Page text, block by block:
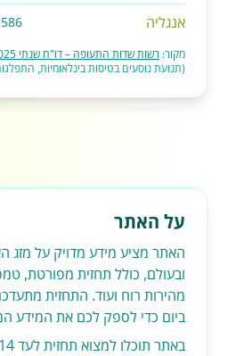
אנגליה
מקור: רשות שדות התעופה – דו"ח שנתי 2025, נמל התעופה בן-גוריון
(תנועת נוסעים בטיסות בינלאומיות,
על האתר
האתר מציע מידע מדויק על מזג
ובעולם, כולל תחזית מפורטת,
מהירות רוח ועוד. התחזית
ביום כדי לספק לכם את המידע